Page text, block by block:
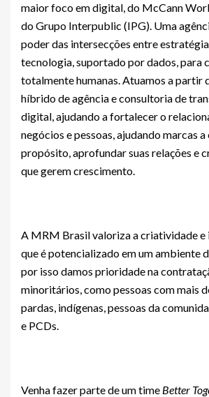
maior foco em digital, do McCann
do Grupo Interpublic (IPG). Uma
poder das intersecções entre
tecnologia, suportado por dados, para
totalmente humanas. Atuamos a partir
híbrido de agência e consultoria de
digital, ajudando a fortalecer o
negócios e pessoas, ajudando marcas
propósito, aprofundar suas relações e
que gerem crescimento.
A MRM Brasil valoriza a criatividade e
que é potencializado em um ambiente
por isso damos prioridade na
minoritários, como pessoas com mais
pardas, indígenas, pessoas da
e PCDs.
Venha fazer parte de um time Better